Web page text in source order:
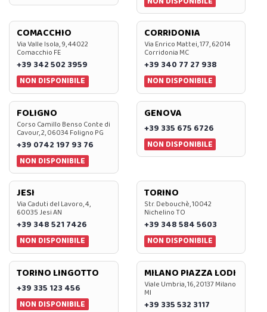
COMACCHIO
Via Valle Isola, 9, 44022
Comacchio FE
+39 342 502 3959
NON DISPONIBILE
CORRIDONIA
Via Enrico Mattei, 177, 62014
Corridonia MC
+39 340 77 27 938
NON DISPONIBILE
FOLIGNO
Corso Camillo Benso Conte di
Cavour, 2, 06034 Foligno PG
+39 0742 197 93 76
NON DISPONIBILE
GENOVA
+39 335 675 6726
NON DISPONIBILE
JESI
Via Caduti del Lavoro, 4,
60035 Jesi AN
+39 348 521 7426
NON DISPONIBILE
TORINO
Str. Debouchè, 10042
Nichelino TO
+39 348 584 5603
NON DISPONIBILE
TORINO LINGOTTO
+39 335 123 456
NON DISPONIBILE
MILANO PIAZZA LODI
Viale Umbria, 16, 20137 Milano
MI
+39 335 532 3117